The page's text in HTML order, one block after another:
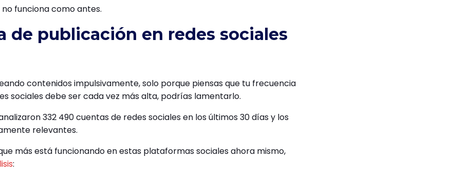
funciona como antes.
de publicación en redes sociales
contenidos impulsivamente, solo porque piensas que tu frecuencia
sociales debe ser cada vez más alta, podrías lamentarlo.
332 490 cuentas de redes sociales en los últimos 30 días y los
relevantes.
más está funcionando en estas plataformas sociales ahora mismo,
: